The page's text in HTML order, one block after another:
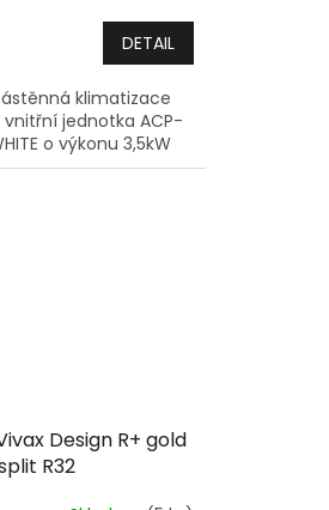
DETAIL
klimatizace
jednotka ACP-
o výkonu 3,5kW
Design R+ gold
R32